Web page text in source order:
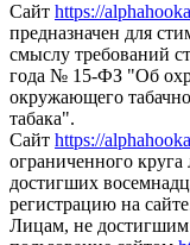
Сайт https://
предназначен для
смыслу требований
года № 15-ФЗ "Об
окружающего
табака".
Сайт https://
ограниченного
достигших
регистрацию на
Лицам, не достигшим